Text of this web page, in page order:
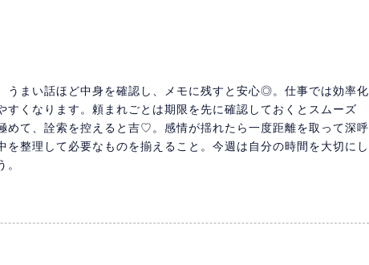
うまい話ほど中身を確認し、メモに残すと安心◎。仕事では効率化
すくなります。頼まれごとは期限を先に確認しておくとスムーズ
めて、詮索を控えると吉♡。感情が揺れたら一度距離を取って深呼
を整理して必要なものを揃えること。今週は自分の時間を大切にし
。